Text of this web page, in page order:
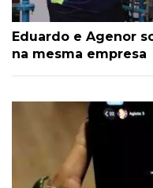
Eduardo e Agenor
na mesma empresa